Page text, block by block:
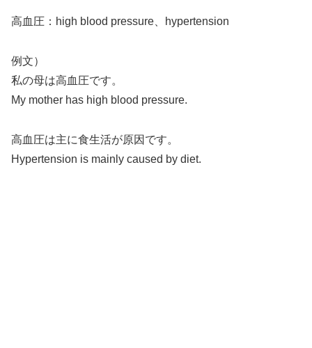
高血圧：high blood pressure、hypertension
例文）
私の母は高血圧です。
My mother has high blood pressure.
高血圧は主に食生活が原因です。
Hypertension is mainly caused by diet.